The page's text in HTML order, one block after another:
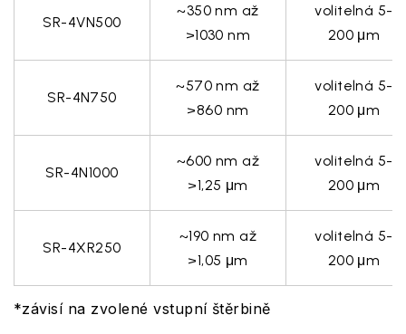
SR-4VN500
~350 nm až
>1030 nm
volitelná 5-
200 μm
SR-4N750
~570 nm až
>860 nm
volitelná 5-
200 μm
SR-4N1000
~600 nm až
>1,25 μm
volitelná 5-
200 μm
SR-4XR250
~190 nm až
>1,05 μm
volitelná 5-
200 μm
*závisí na zvolené vstupní štěrbině